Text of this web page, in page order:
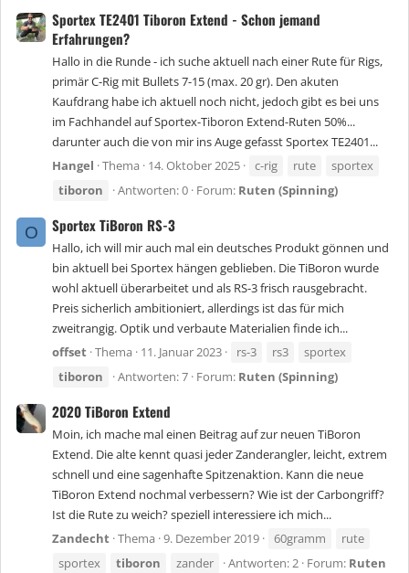
Sportex TE2401 Tiboron Extend - Schon jemand
Erfahrungen?
Hallo in die Runde - ich suche aktuell nach einer Rute für Rigs,
primär C-Rig mit Bullets 7-15 (max. 20 gr). Den akuten
Kaufdrang habe ich aktuell noch nicht, jedoch gibt es bei uns
im Fachhandel auf Sportex-Tiboron Extend-Ruten 50%...
darunter auch die von mir ins Auge gefasst Sportex TE2401...
Hangel Thema 14. Oktober 2025 c-rig rute
sportex
tiboron
Antworten: 0 Forum: Ruten (Spinning)
O Sportex TiBoron RS-3
Hallo, ich will mir auch mal ein deutsches Produkt gönnen und
bin aktuell bei Sportex hängen geblieben. Die TiBoron wurde
wohl aktuell überarbeitet und als RS-3 frisch rausgebracht.
Preis sicherlich ambitioniert, allerdings ist das für mich
zweitrangig. Optik und verbaute Materialien finde ich...
offset Thema 11. Januar 2023 rs-3 rs3
sportex
tiboron
Antworten: 7 Forum: Ruten (Spinning)
2020 TiBoron Extend
Moin, ich mache mal einen Beitrag auf zur neuen TiBoron
Extend. Die alte kennt quasi jeder Zanderangler, leicht, extrem
schnell und eine sagenhafte Spitzenaktion. Kann die neue
TiBoron Extend nochmal verbessern? Wie ist der Carbongriff?
Ist die Rute zu weich? speziell interessiere ich mich...
Zandecht Thema 9. Dezember 2019 60gramm
rute
sportex
tiboron zander Antworten: 2 Forum: Ruten